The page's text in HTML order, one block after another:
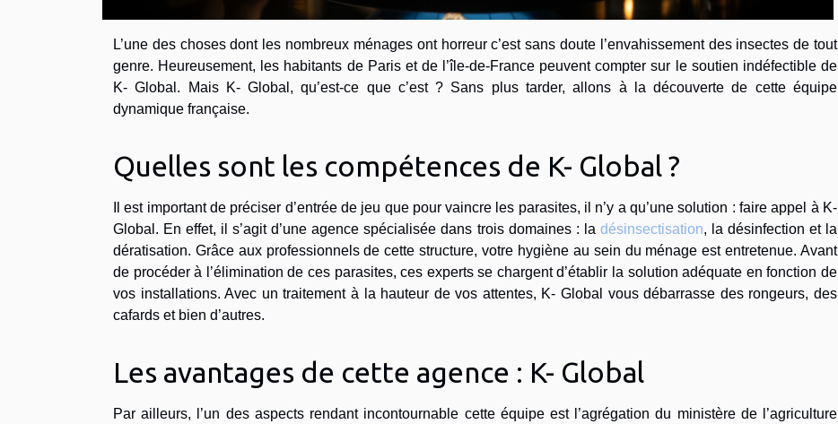
L’une des choses dont les nombreux ménages ont horreur c’est sans doute l’envahissement des insectes de tout
genre. Heureusement, les habitants de Paris et de l’île-de-France peuvent compter sur le soutien indéfectible de
K- Global. Mais K- Global, qu’est-ce que c’est ? Sans plus tarder, allons à la découverte de cette équipe
dynamique française.
Quelles sont les compétences de K- Global ?
Il est important de préciser d’entrée de jeu que pour vaincre les parasites, il n’y a qu’une solution : faire appel à K-
Global. En effet, il s’agit d’une agence spécialisée dans trois domaines : la désinsectisation, la désinfection et la
dératisation. Grâce aux professionnels de cette structure, votre hygiène au sein du ménage est entretenue. Avant
de procéder à l’élimination de ces parasites, ces experts se chargent d’établir la solution adéquate en fonction de
vos installations. Avec un traitement à la hauteur de vos attentes, K- Global vous débarrasse des rongeurs, des
cafards et bien d’autres.
Les avantages de cette agence : K- Global
Par ailleurs, l’un des aspects rendant incontournable cette équipe est l’agrégation du ministère de l’agriculture